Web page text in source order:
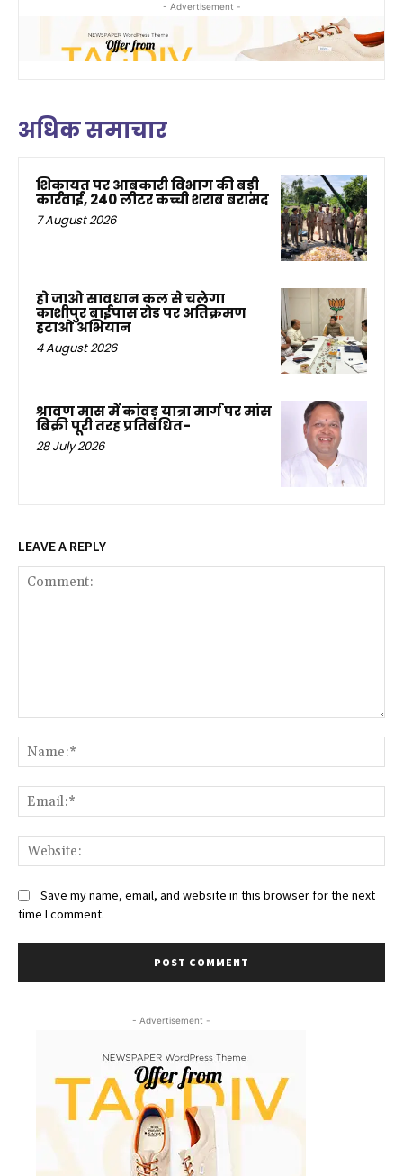
- Advertisement -
अधिक समाचार
शिकायत पर आबकारी विभाग की बड़ी
कार्रवाई, 240 लीटर कच्ची शराब बरामद
7 August 2026
हो जाओ सावधान कल से चलेगा
काशीपुर बाईपास रोड पर अतिक्रमण
हटाओ अभियान
4 August 2026
श्रावण मास में कांवड़ यात्रा मार्ग पर मांस
बिक्री पूरी तरह प्रतिबंधित-
28 July 2026
LEAVE A REPLY
Save my name, email, and website in this browser for the next
time I comment.
- Advertisement -